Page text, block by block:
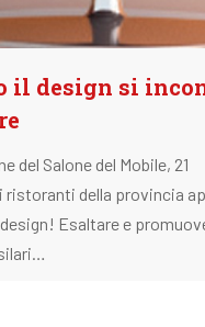
il design si
del Salone del Mobile, 21
ristoranti della provincia
Esaltare e